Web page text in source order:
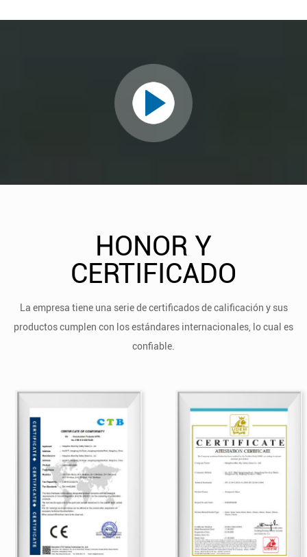
HONOR Y
CERTIFICADO
La empresa tiene una serie de certificados de calificación y sus
productos cumplen con los estándares internacionales, lo cual es
confiable.